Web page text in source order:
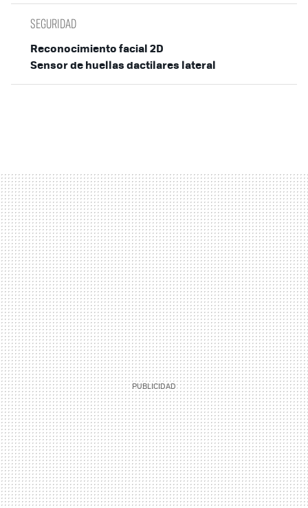
SEGURIDAD
Reconocimiento facial 2D
Sensor de huellas dactilares lateral